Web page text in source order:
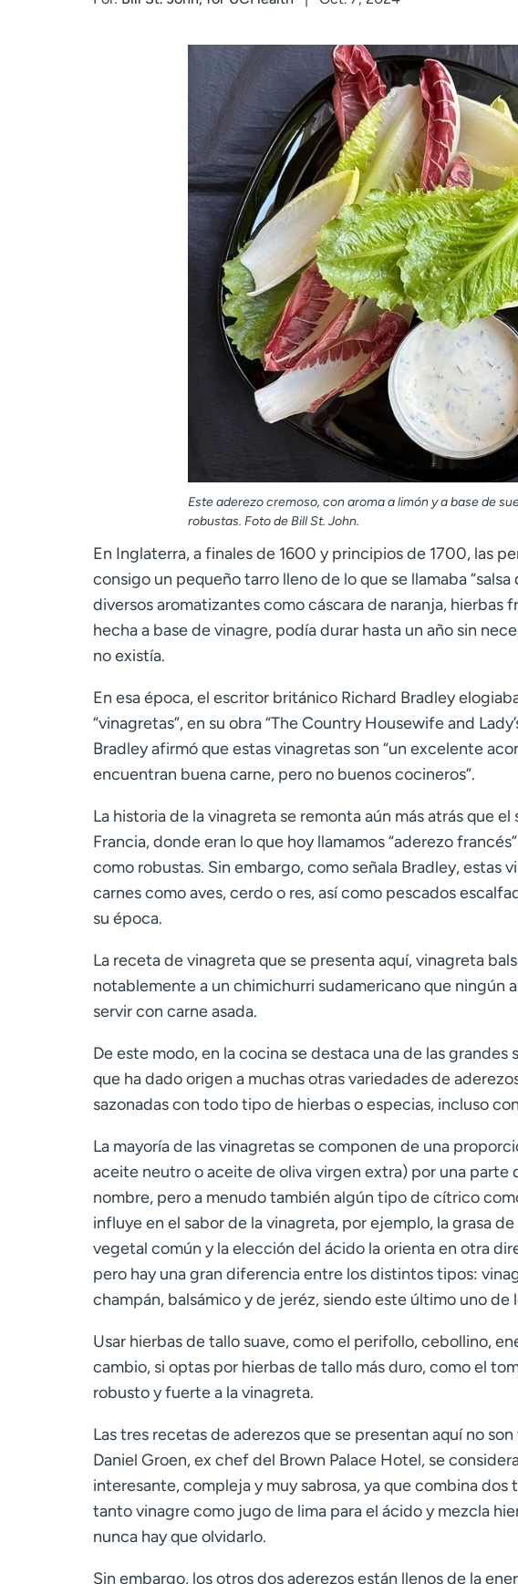
Este aderezo cremoso, con aroma a limón y a base de
robustas. Foto de Bill St. John.
En Inglaterra, a finales de 1600 y principios de 1700, las
consigo un pequeño tarro lleno de lo que se llamaba
diversos aromatizantes como cáscara de naranja, hierbas
hecha a base de vinagre, podía durar hasta un año sin
no existía.
En esa época, el escritor británico Richard Bradley
“vinagretas”, en su obra “The Country Housewife and
Bradley afirmó que estas vinagretas son “un excelente
encuentran buena carne, pero no buenos cocineros”.
La historia de la vinagreta se remonta aún más atrás que
Francia, donde eran lo que hoy llamamos “aderezo
como robustas. Sin embargo, como señala Bradley, estas
carnes como aves, cerdo o res, así como pescados
su época.
La receta de vinagreta que se presenta aquí, vinagreta
notablemente a un chimichurri sudamericano que ningún
servir con carne asada.
De este modo, en la cocina se destaca una de las
que ha dado origen a muchas otras variedades de
sazonadas con todo tipo de hierbas o especias, incluso
La mayoría de las vinagretas se componen de una
aceite neutro o aceite de oliva virgen extra) por una parte
nombre, pero a menudo también algún tipo de cítrico
influye en el sabor de la vinagreta, por ejemplo, la grasa
vegetal común y la elección del ácido la orienta en otra
pero hay una gran diferencia entre los distintos tipos:
champán, balsámico y de jeréz, siendo este último uno de
Usar hierbas de tallo suave, como el perifollo, cebollino,
cambio, si optas por hierbas de tallo más duro, como el
robusto y fuerte a la vinagreta.
Las tres recetas de aderezos que se presentan aquí no
Daniel Groen, ex chef del Brown Palace Hotel, se
interesante, compleja y muy sabrosa, ya que combina
tanto vinagre como jugo de lima para el ácido y mezcla
nunca hay que olvidarlo.
Sin embargo, los otros dos aderezos están llenos de la